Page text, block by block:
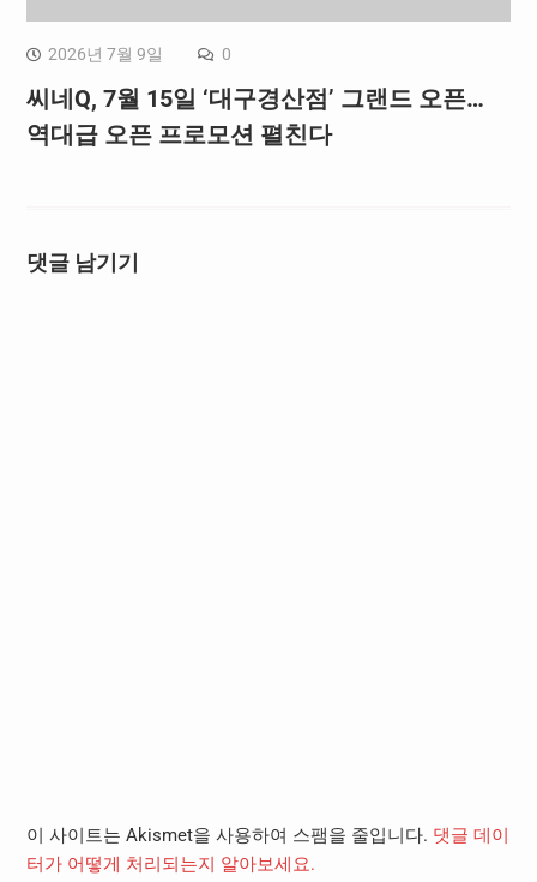
2026년 7월 9일 0
씨네Q, 7월 15일 ‘대구경산점’ 그랜드 오픈…
역대급 오픈 프로모션 펼친다
댓글 남기기
이 사이트는 Akismet을 사용하여 스팸을 줄입니다. 댓글 데이
터가 어떻게 처리되는지 알아보세요.